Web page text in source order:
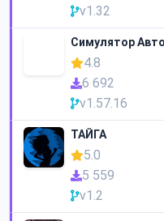
v1.32
Симулятор
4.8
6 692
v1.57.16
ТАЙГА
5.0
5 559
v1.2